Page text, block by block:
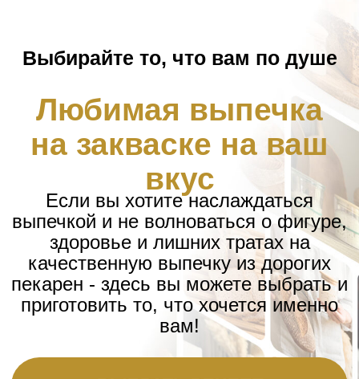
ВЫБРАТЬ РЕЦЕПТ
на закваске на ваш
вкус
Если вы хотите наслаждаться
выпечкой и не волноваться о фигуре,
здоровье и лишних тратах на
качественную выпечку из дорогих
пекарен - здесь вы можете выбрать и
приготовить то, что хочется именно
вам!
Электронная почта
ВКонтакте
Телеграм
Выберите удобный способ связи:
Связаться со службой
поддержки